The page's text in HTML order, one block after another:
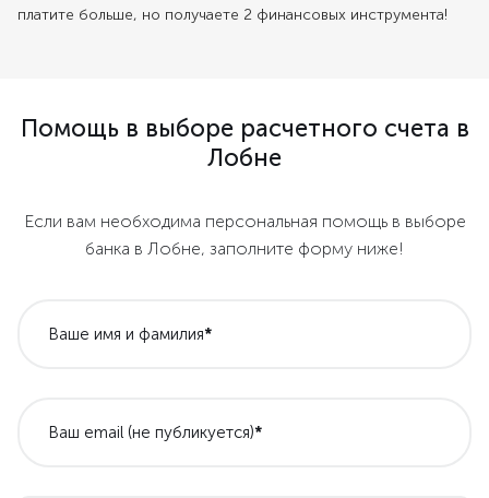
платите больше, но получаете 2 финансовых инструмента!
Помощь в выборе расчетного счета в
Лобне
Если вам необходима персональная помощь в выборе
банка в Лобне, заполните форму ниже!
Ваше имя и фамилия*
Ваш email (не публикуется)*